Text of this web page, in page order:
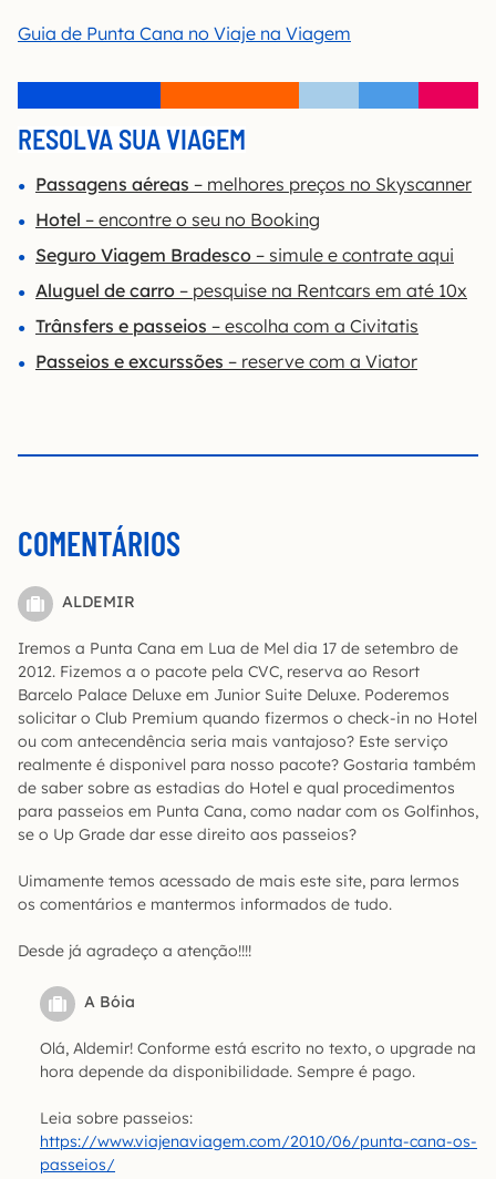
Guia de Punta Cana no Viaje na Viagem
RESOLVA SUA VIAGEM
Passagens aéreas – melhores preços no Skyscanner
Hotel – encontre o seu no Booking
Seguro Viagem Bradesco – simule e contrate aqui
Aluguel de carro – pesquise na Rentcars em até 10x
Trânsfers e passeios – escolha com a Civitatis
Passeios e excurssões – reserve com a Viator
COMENTÁRIOS
ALDEMIR
Iremos a Punta Cana em Lua de Mel dia 17 de setembro de
2012. Fizemos a o pacote pela CVC, reserva ao Resort
Barcelo Palace Deluxe em Junior Suite Deluxe. Poderemos
solicitar o Club Premium quando fizermos o check-in no Hotel
ou com antecendência seria mais vantajoso? Este serviço
realmente é disponivel para nosso pacote? Gostaria também
de saber sobre as estadias do Hotel e qual procedimentos
para passeios em Punta Cana, como nadar com os Golfinhos,
se o Up Grade dar esse direito aos passeios?
Uimamente temos acessado de mais este site, para lermos
os comentários e mantermos informados de tudo.
Desde já agradeço a atenção!!!!
A Bóia
Olá, Aldemir! Conforme está escrito no texto, o upgrade na
hora depende da disponibilidade. Sempre é pago.
Leia sobre passeios:
https://www.viajenaviagem.com/2010/06/punta-cana-os-
passeios/